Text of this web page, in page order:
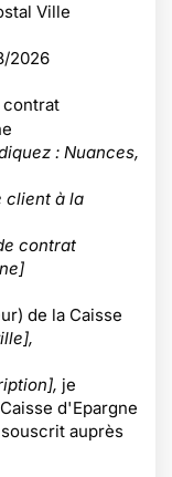
Ville
2026
contrat
: Nuances,
client à la
contrat
de la Caisse
je
d'Epargne
souscrit auprès